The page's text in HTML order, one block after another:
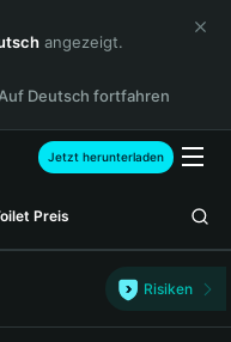
angezeigt.
Auf Deutsch fortfahren
Jetzt herunterladen
Preis
Risiken